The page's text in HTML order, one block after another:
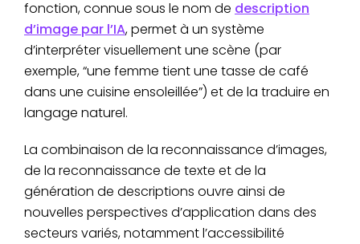
fonction, connue sous le nom de description
d’image par l’IA, permet à un système
d’interpréter visuellement une scène (par
exemple, “une femme tient une tasse de café
dans une cuisine ensoleillée”) et de la traduire en
langage naturel.
La combinaison de la reconnaissance d’images,
de la reconnaissance de texte et de la
génération de descriptions ouvre ainsi de
nouvelles perspectives d’application dans des
secteurs variés, notamment l’accessibilité